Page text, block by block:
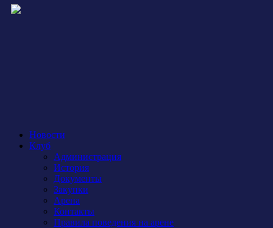
Новости
Клуб
Администрация
История
Документы
Закупки
Арена
Контакты
Правила поведения на арене